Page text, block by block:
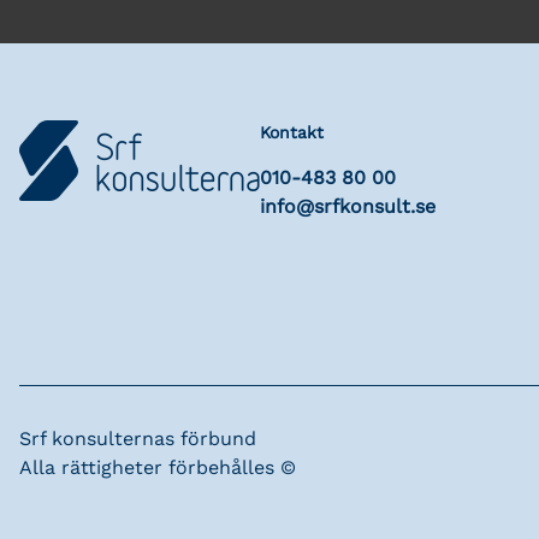
Kontakt
010-483 80 00
info@srfkonsult.se
Srf konsulternas förbund
Alla rättigheter förbehålles ©